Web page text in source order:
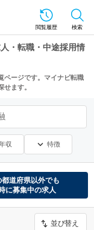
閲覧履歴 検索
・転職・中途採用情
ページです。マイナビ転職
ます。
収 特徴
都道府県以外でも
に募集中の求人
並び替え